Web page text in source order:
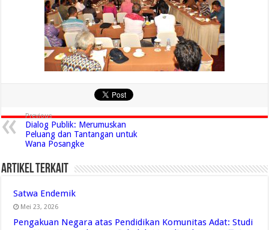
Previous
Dialog Publik: Merumuskan
Peluang dan Tantangan untuk
Wana Posangke
Artikel Terkait
Satwa Endemik
Mei 23, 2026
Pengakuan Negara atas Pendidikan Komunitas Adat: Studi